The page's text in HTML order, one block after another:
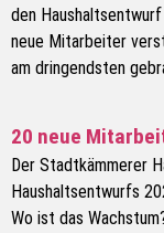
den
neue Mitarbeiter
am dringendsten
20 neue
Der Stadtkämmerer
Haushaltsentwurfs
Wo ist das